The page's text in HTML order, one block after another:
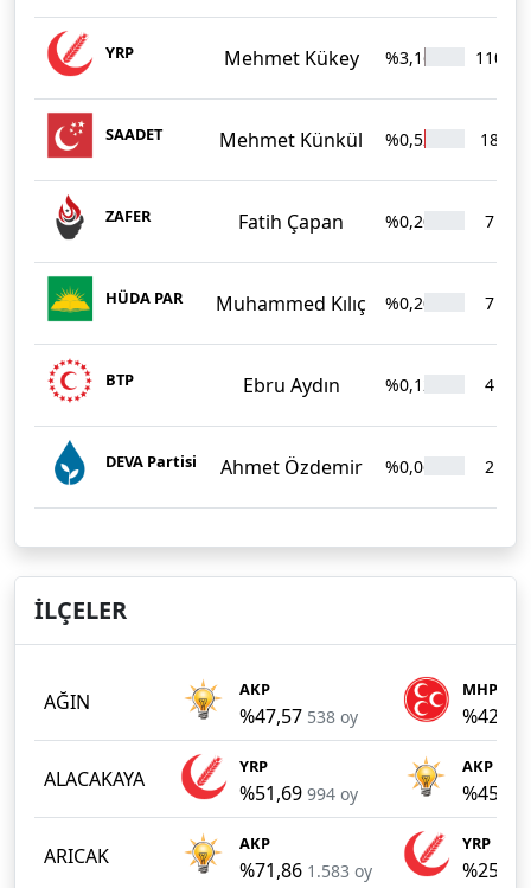
YRP Mehmet Kükey %3,16 110
SAADET Mehmet Künkül %0,52 18
ZAFER Fatih Çapan %0,20 7
HÜDA PAR Muhammed Kılıç %0,20 7
BTP Ebru Aydın %0,12 4
DEVA Partisi Ahmet Özdemir %0,06 2
İLÇELER
AĞIN AKP
%47,57 538 oy
MHP
%42,09
ALACAKAYA YRP
%51,69 994 oy
AKP
%45,35
ARICAK AKP
%71,86 1.583 oy
YRP
%25,56